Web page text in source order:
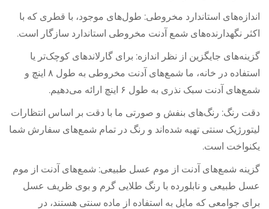
اندازه‌های استاندارد مخروطی: طول‌های موجود، با قطری که با
اکثر نگهدارنده‌های شمع آدنت مخروطی استاندارد سازگار است.
گزینه‌های جایگزین از نظر اندازه: برای گارلاندهای کوچک‌تر یا
استفاده در خانه، ما شمع‌های آدنت مخروطی به طول ۸ اینچ و
شمع‌های آدنت سبک نذری به طول ۶ اینچ ارائه می‌دهیم.
دقت رنگ: رنگ‌های بنفش و صورتی ما با دقت بر اساس انتظارات
لیتورژیک سنتی تهیه شده‌اند و رنگ در تمام شمع‌های سفارش شما
یکنواخت است.
گزینه شمع‌های آدنت از موم عسل طبیعی: شمع‌های آدنت از موم
عسل طبیعی و نابلورده با رنگ طلایی گرم و بوی ظریف عسل
برای جوامعی که مایل به استفاده از ماده سنتی هستند، در